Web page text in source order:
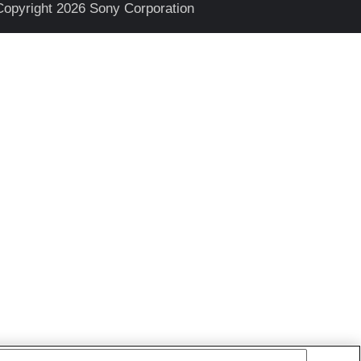
2026 Sony Corporation